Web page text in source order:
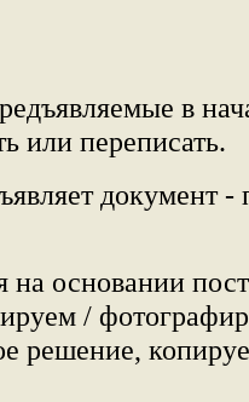
в
или переписать.
документ
на основании
/
решение,